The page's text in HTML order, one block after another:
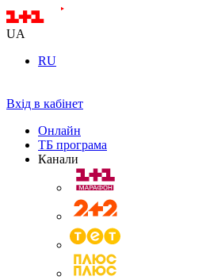
UA
RU
Вхід в кабінет
Онлайн
ТБ програма
Канали